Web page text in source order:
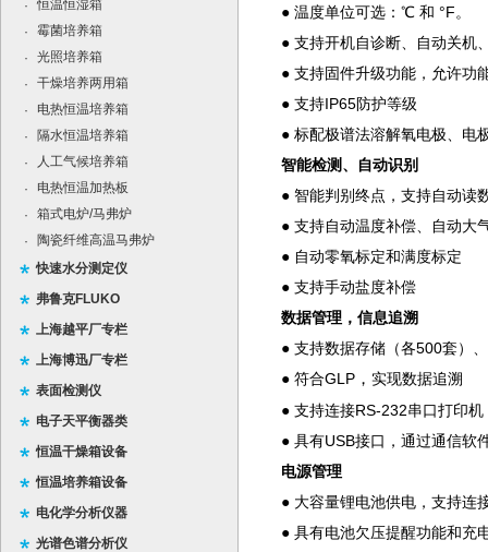
·
恒温恒湿箱
·
霉菌培养箱
·
光照培养箱
·
干燥培养两用箱
·
电热恒温培养箱
·
隔水恒温培养箱
·
人工气候培养箱
·
电热恒温加热板
·
箱式电炉/马弗炉
·
陶瓷纤维高温马弗炉
快速水分测定仪
弗鲁克FLUKO
上海越平厂专栏
上海博迅厂专栏
表面检测仪
电子天平衡器类
恒温干燥箱设备
恒温培养箱设备
电化学分析仪器
光谱色谱分析仪
● 温度单位可选：℃ 和 °F。
● 支持开机自诊断、自动关机
● 支持固件升级功能，允许功
● 支持IP65防护等级
● 标配极谱法溶解氧电极、电
智能检测、自动识别
● 智能判别终点，支持自动读
● 支持自动温度补偿、自动大
● 自动零氧标定和满度标定
● 支持手动盐度补偿
数据管理 ，信息追溯
● 支持数据存储（各500套）
● 符合GLP ， 实现数据追溯
● 支持连接RS-232串口打印
● 具有USB接口，通过通信软
电源管理
● 大容量锂电池供电，支持连
● 具有电池欠压提醒功能和充